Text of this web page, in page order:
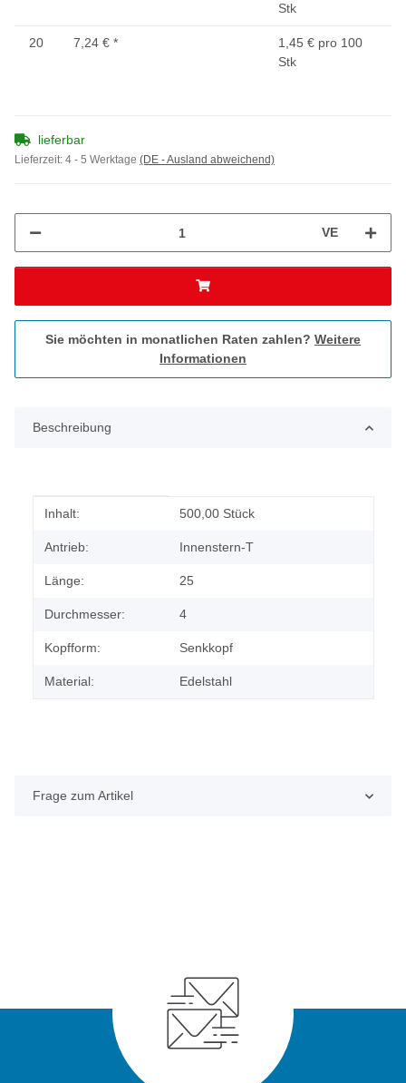
Stk
20 7,24 € *
1,45 € pro 100
Stk
lieferbar
Lieferzeit: 4 - 5 Werktage (DE - Ausland abweichend)
VE
Sie möchten in monatlichen Raten zahlen? Weitere
Informationen
Beschreibung
Produkteigenschaft
Wert
Inhalt: 500,00 Stück
Antrieb: Innenstern-T
Länge: 25
Durchmesser: 4
Kopfform: Senkkopf
Material: Edelstahl
Frage zum Artikel